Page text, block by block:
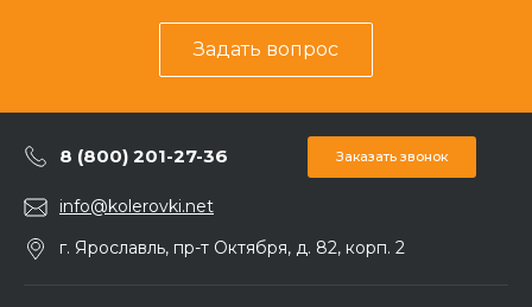
Задать вопрос
8 (800) 201-27-36 Заказать звонок
info@kolerovki.net
г. Ярославль, пр-т Октября, д. 82, корп. 2